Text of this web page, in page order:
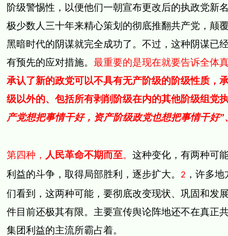
阶级警惕性，以便他们一朝宣布更改后的执政党新
极少数人三十年来精心策划的彻底推翻共产党，颠
黑暗时代的阴谋就完全成功了。不过，这种阴谋已
有预先的应对措施。 最重要的是现在就要告诉全体
承认了新的政党可以不具有无产阶级的阶级性质，
级以外的、包括所有剥削阶级在内的其他阶级组党
产党想把事情干好，资产阶级政党也想把事情干好
第四种， 人民革命不期而至。 这种变化，有两种可
利益的斗争，取得局部胜利，逐步扩大。 2 ，许多
们看到，这两种可能，要彻底改变现状、巩固和发
件目前还极其有限。主要宣传舆论阵地还不在真正
集团利益的主流所霸占着。